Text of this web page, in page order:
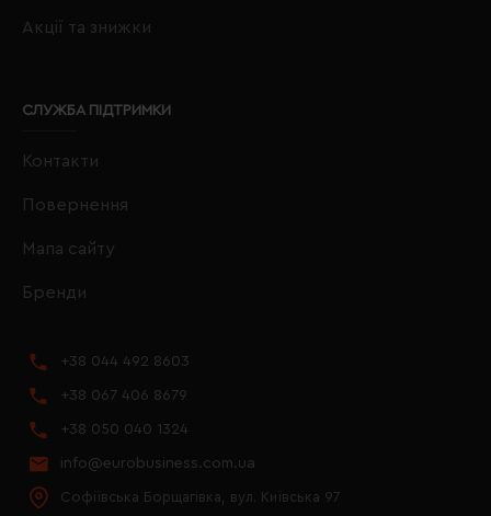
Акції та знижки
СЛУЖБА ПІДТРИМКИ
Контакти
Повернення
Мапа сайту
Бренди
+38 044 492 8603
+38 067 406 8679
+38 050 040 1324
info@eurobusiness.com.ua
Софіївська Борщагівка, вул. Київська 97